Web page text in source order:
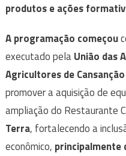
produtos e ações
A programação começou
executado pelaUnião das
Agricultores de Cansanção
promover a aquisição de
ampliação do Restaurante
Terra, fortalecendo a
econômico, principalmente